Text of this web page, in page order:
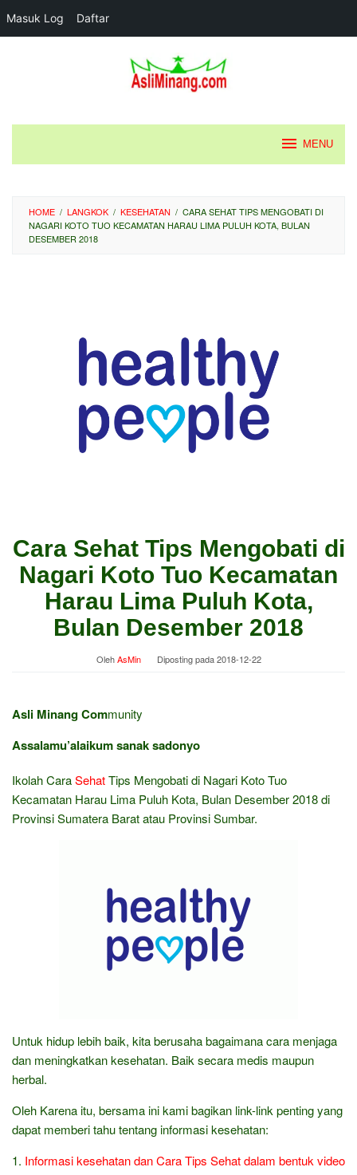
Masuk Log Daftar
MENU
HOME / LANGKOK / KESEHATAN / CARA SEHAT TIPS MENGOBATI DI
NAGARI KOTO TUO KECAMATAN HARAU LIMA PULUH KOTA, BULAN
DESEMBER 2018
Cara Sehat Tips Mengobati di
Nagari Koto Tuo Kecamatan
Harau Lima Puluh Kota,
Bulan Desember 2018
OlehAsMin Diposting pada2018-12-22
Asli Minang Community
Assalamu’alaikum sanak sadonyo
Ikolah CaraSehatTips Mengobati di Nagari Koto Tuo
Kecamatan Harau Lima Puluh Kota, Bulan Desember 2018 di
Provinsi Sumatera Barat atau Provinsi Sumbar.
Untuk hidup lebih baik, kita berusaha bagaimana cara menjaga
dan meningkatkan kesehatan. Baik secara medis maupun
herbal.
Oleh Karena itu, bersama ini kami bagikan link-link penting yang
dapat memberi tahu tentang informasi kesehatan:
1. Informasi kesehatan dan Cara Tips Sehat dalam bentuk video